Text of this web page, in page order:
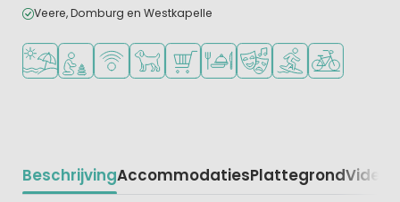
Veere, Domburg en Westkapelle
Ligt bij strand en zee
Aanbevolen voor jonge kinderen
WiFi beschikbaar
Huisdieren toegestaan
Campingwinkel/Supermarkt
Restaurant of pizzeria
Animatieprogramma
Fietsverhuur
BeschrijvingAccommodatiesPlattegrondVideo